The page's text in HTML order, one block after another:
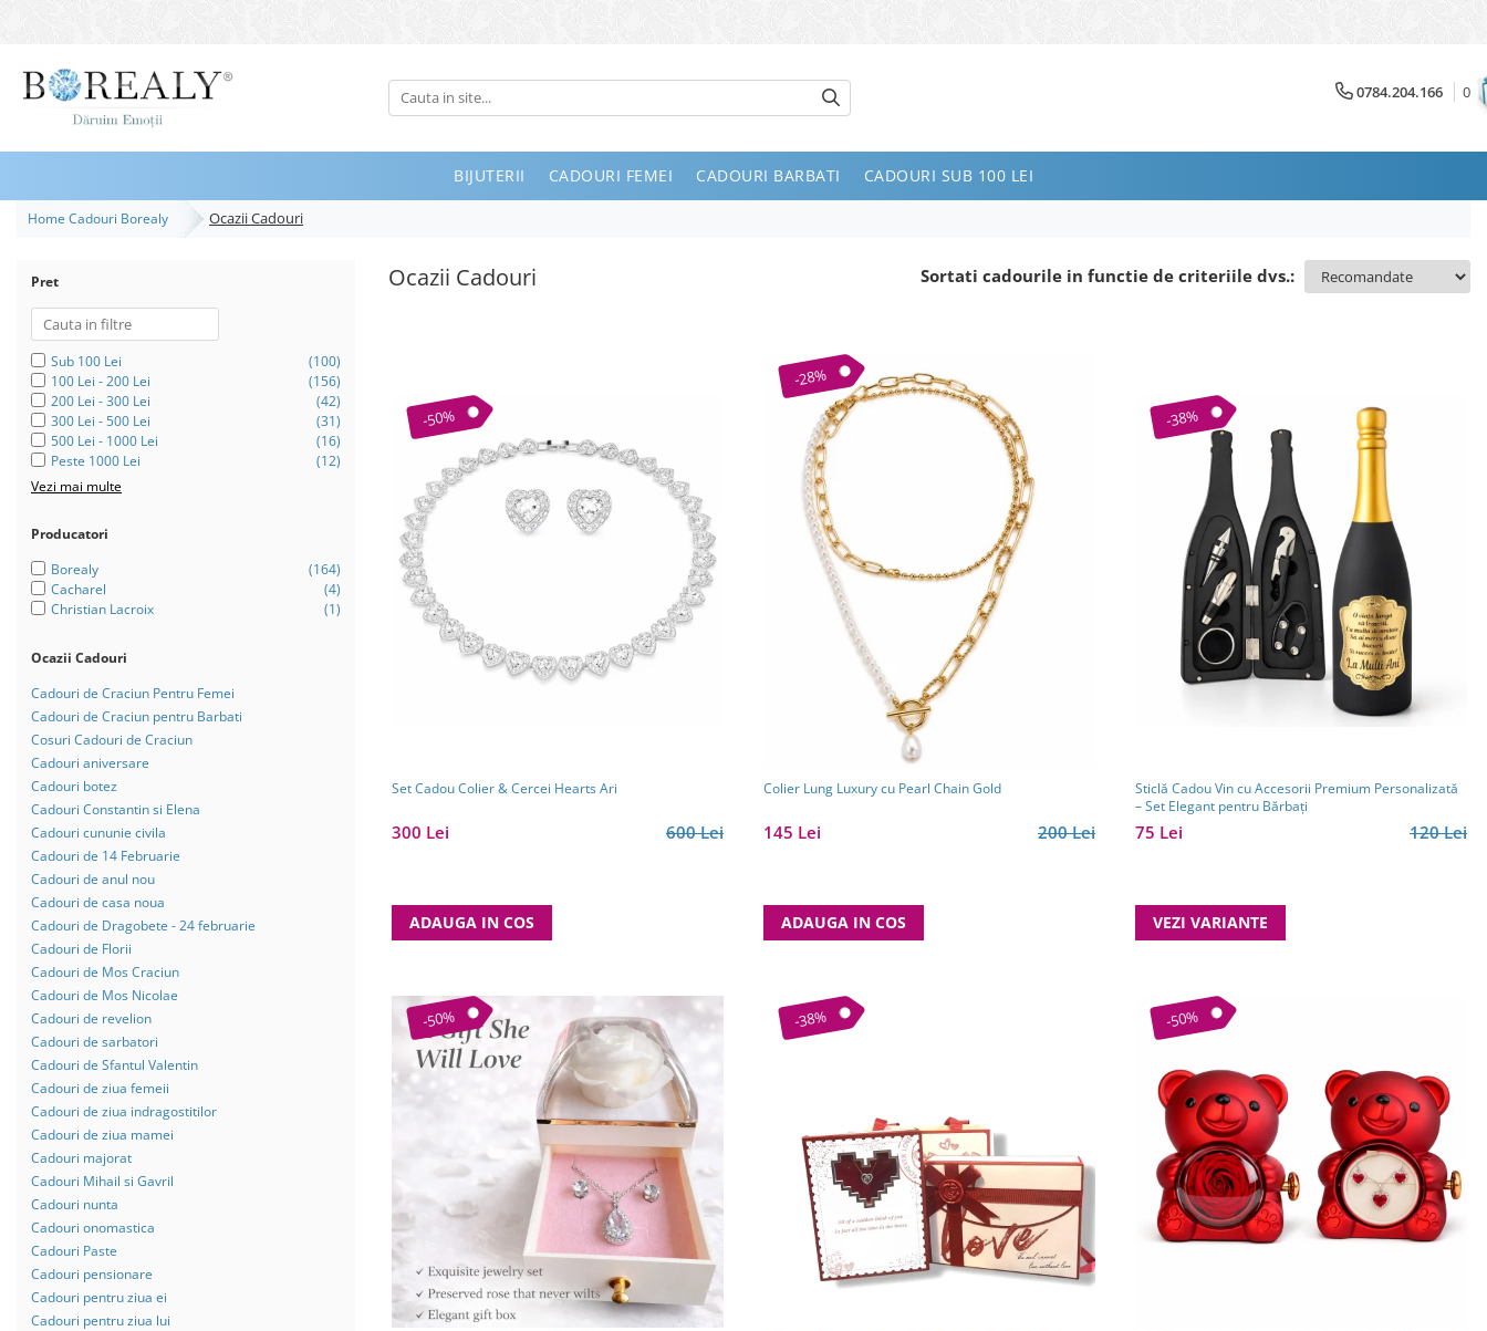
Bijuterii
Inele
Bratari
Seturi
Brose
Tiare
Destinatari
Bijuterii Femei
Bijuterii Copii
Bijuterii Mirese
Selectii
Reduceri
Cele mai noi
Cele mai votate
Cu video
Pret
0 Lei - 100 Lei
100 Lei - 200 Lei
200 Lei - 300 Lei
300 Lei - 500 Lei
500 Lei - 1000 Lei
1000 Lei +
0784.204.166 0
BIJUTERII CADOURI FEMEI CADOURI BARBATI CADOURI SUB 100 LEI
Home Cadouri Borealy Ocazii Cadouri
Ocazii Cadouri Sortati cadourile in functie de criteriile dvs.:
Pret
Sub 100 Lei
(100)
100 Lei - 200 Lei
(156)
200 Lei - 300 Lei
(42)
300 Lei - 500 Lei
(31)
500 Lei - 1000 Lei
(16)
Peste 1000 Lei
(12)
Vezi mai multe
Producatori
Borealy
(164)
Cacharel
(4)
Christian Lacroix
(1)
Ocazii Cadouri
Cadouri de Craciun Pentru Femei
Cadouri de Craciun pentru Barbati
Cosuri Cadouri de Craciun
Cadouri aniversare
Cadouri botez
Cadouri Constantin si Elena
Cadouri cununie civila
Cadouri de 14 Februarie
Cadouri de anul nou
Cadouri de casa noua
Cadouri de Dragobete - 24 februarie
Cadouri de Florii
Cadouri de Mos Craciun
Cadouri de Mos Nicolae
Cadouri de revelion
Cadouri de sarbatori
Cadouri de Sfantul Valentin
Cadouri de ziua femeii
Cadouri de ziua indragostitilor
Cadouri de ziua mamei
Cadouri majorat
Cadouri Mihail si Gavril
Cadouri nunta
Cadouri onomastica
Cadouri Paste
Cadouri pensionare
Cadouri pentru ziua ei
Cadouri pentru ziua lui
-50%
Set Cadou Colier & Cercei Hearts Ari
600 Lei
300 Lei
ADAUGA IN COS
-28%
Colier Lung Luxury cu Pearl Chain Gold
200 Lei
145 Lei
ADAUGA IN COS
-38%
Sticlă Cadou Vin cu Accesorii Premium Personalizată
– Set Elegant pentru Bărbați
120 Lei
75 Lei
VEZI VARIANTE
-50% -38% -50%